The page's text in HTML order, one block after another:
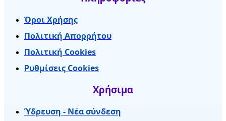
Όροι Χρήσης
Πολιτική Απορρήτου
Πολιτική Cookies
Ρυθμίσεις Cookies
Χρήσιμα
Ύδρευση - Νέα σύνδεση